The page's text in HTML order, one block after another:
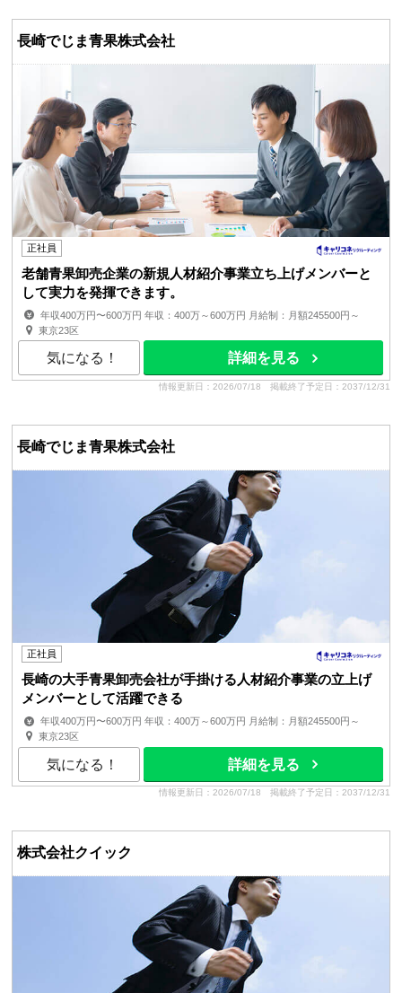
長崎でじま青果株式会社
正社員
老舗青果卸売企業の新規人材紹介事業立ち上げメンバーと
して実力を発揮できます。
年収400万円〜600万円 年収：400万～600万円 月給制：月額245500円～
賞与：年2回+決算賞与（10年以上連続支給実績あり） 昇給...
東京23区
気になる！ 詳細を見る
情報更新日：2026/07/18 掲載終了予定日：2037/12/31
長崎でじま青果株式会社
正社員
長崎の大手青果卸売会社が手掛ける人材紹介事業の立上げ
メンバーとして活躍できる
年収400万円〜600万円 年収：400万～600万円 月給制：月額245500円～
賞与：年2回+決算賞与（10年以上連続支給実績あり） 昇給...
東京23区
気になる！ 詳細を見る
情報更新日：2026/07/18 掲載終了予定日：2037/12/31
株式会社クイック